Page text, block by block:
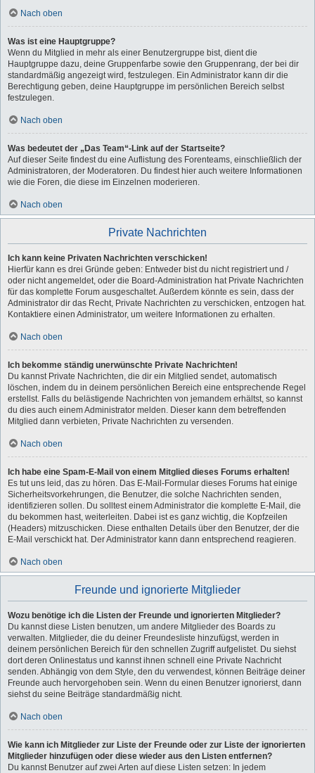
Nach oben
Was ist eine Hauptgruppe?
Wenn du Mitglied in mehr als einer Benutzergruppe bist, dient die
Hauptgruppe dazu, deine Gruppenfarbe sowie den Gruppenrang, der bei dir
standardmäßig angezeigt wird, festzulegen. Ein Administrator kann dir die
Berechtigung geben, deine Hauptgruppe im persönlichen Bereich selbst
festzulegen.
Nach oben
Was bedeutet der „Das Team“-Link auf der Startseite?
Auf dieser Seite findest du eine Auflistung des Forenteams, einschließlich der
Administratoren, der Moderatoren. Du findest hier auch weitere Informationen
wie die Foren, die diese im Einzelnen moderieren.
Nach oben
Private Nachrichten
Ich kann keine Privaten Nachrichten verschicken!
Hierfür kann es drei Gründe geben: Entweder bist du nicht registriert und /
oder nicht angemeldet, oder die Board-Administration hat Private Nachrichten
für das komplette Forum ausgeschaltet. Außerdem könnte es sein, dass der
Administrator dir das Recht, Private Nachrichten zu verschicken, entzogen hat.
Kontaktiere einen Administrator, um weitere Informationen zu erhalten.
Nach oben
Ich bekomme ständig unerwünschte Private Nachrichten!
Du kannst Private Nachrichten, die dir ein Mitglied sendet, automatisch
löschen, indem du in deinem persönlichen Bereich eine entsprechende Regel
erstellst. Falls du belästigende Nachrichten von jemandem erhältst, so kannst
du dies auch einem Administrator melden. Dieser kann dem betreffenden
Mitglied dann verbieten, Private Nachrichten zu versenden.
Nach oben
Ich habe eine Spam-E-Mail von einem Mitglied dieses Forums erhalten!
Es tut uns leid, das zu hören. Das E-Mail-Formular dieses Forums hat einige
Sicherheitsvorkehrungen, die Benutzer, die solche Nachrichten senden,
identifizieren sollen. Du solltest einem Administrator die komplette E-Mail, die
du bekommen hast, weiterleiten. Dabei ist es ganz wichtig, die Kopfzeilen
(Headers) mitzuschicken. Diese enthalten Details über den Benutzer, der die
E-Mail verschickt hat. Der Administrator kann dann entsprechend reagieren.
Nach oben
Freunde und ignorierte Mitglieder
Wozu benötige ich die Listen der Freunde und ignorierten Mitglieder?
Du kannst diese Listen benutzen, um andere Mitglieder des Boards zu
verwalten. Mitglieder, die du deiner Freundesliste hinzufügst, werden in
deinem persönlichen Bereich für den schnellen Zugriff aufgelistet. Du siehst
dort deren Onlinestatus und kannst ihnen schnell eine Private Nachricht
senden. Abhängig von dem Style, den du verwendest, können Beiträge deiner
Freunde auch hervorgehoben sein. Wenn du einen Benutzer ignorierst, dann
siehst du seine Beiträge standardmäßig nicht.
Nach oben
Wie kann ich Mitglieder zur Liste der Freunde oder zur Liste der ignorierten
Mitglieder hinzufügen oder diese wieder aus den Listen entfernen?
Du kannst Benutzer auf zwei Arten auf diese Listen setzen: In jedem